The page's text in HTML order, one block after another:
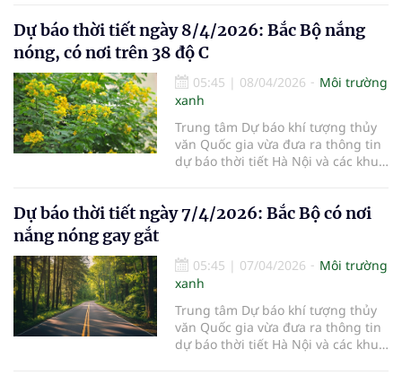
Dự báo thời tiết ngày 8/4/2026: Bắc Bộ nắng
nóng, có nơi trên 38 độ C
05:45 | 08/04/2026
Môi trường
xanh
Trung tâm Dự báo khí tượng thủy
văn Quốc gia vừa đưa ra thông tin
dự báo thời tiết Hà Nội và các khu
Dự báo thời tiết ngày 7/4/2026: Bắc Bộ có nơi
nắng nóng gay gắt
05:45 | 07/04/2026
Môi trường
xanh
Trung tâm Dự báo khí tượng thủy
văn Quốc gia vừa đưa ra thông tin
dự báo thời tiết Hà Nội và các khu